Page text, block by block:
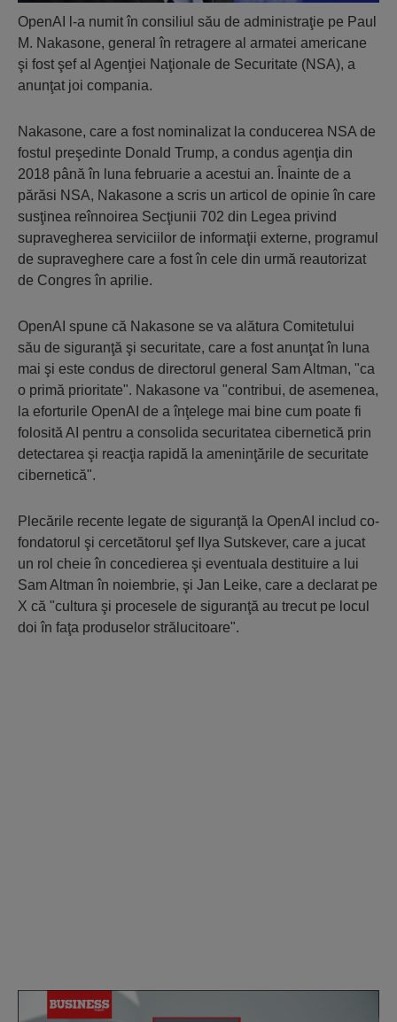
OpenAI l-a numit în consiliul său de administraţie pe Paul
M. Nakasone, general în retragere al armatei americane
şi fost şef al Agenţiei Naţionale de Securitate (NSA), a
anunţat joi compania.
Nakasone, care a fost nominalizat la conducerea NSA de
fostul preşedinte Donald Trump, a condus agenţia din
2018 până în luna februarie a acestui an. Înainte de a
părăsi NSA, Nakasone a scris un articol de opinie în care
susţinea reînnoirea Secţiunii 702 din Legea privind
supravegherea serviciilor de informaţii externe, programul
de supraveghere care a fost în cele din urmă reautorizat
de Congres în aprilie.
OpenAI spune că Nakasone se va alătura Comitetului
său de siguranţă şi securitate, care a fost anunţat în luna
mai şi este condus de directorul general Sam Altman, "ca
o primă prioritate". Nakasone va "contribui, de asemenea,
la eforturile OpenAI de a înţelege mai bine cum poate fi
folosită AI pentru a consolida securitatea cibernetică prin
detectarea şi reacţia rapidă la ameninţările de securitate
cibernetică".
Plecările recente legate de siguranţă la OpenAI includ co-
fondatorul şi cercetătorul şef Ilya Sutskever, care a jucat
un rol cheie în concedierea şi eventuala destituire a lui
Sam Altman în noiembrie, şi Jan Leike, care a declarat pe
X că "cultura şi procesele de siguranţă au trecut pe locul
doi în faţa produselor strălucitoare".